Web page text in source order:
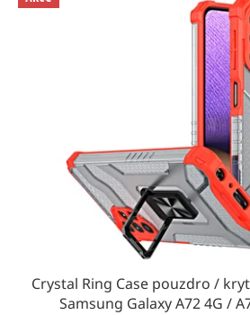
Crystal Ring Case pouzdro /
Samsung Galaxy A72 4G /